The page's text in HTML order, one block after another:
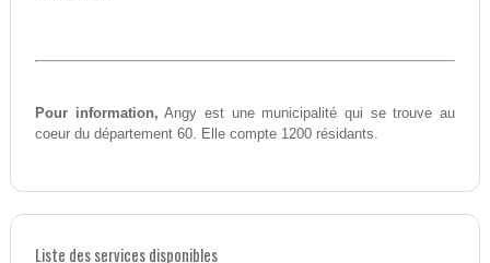
Pour information, Angy est une municipalité qui se trouve au
coeur du département 60. Elle compte 1200 résidants.
Liste des services disponibles